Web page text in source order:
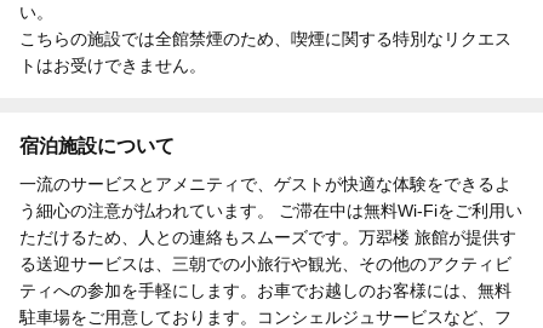
い。
こちらの施設では全館禁煙のため、喫煙に関する特別なリクエス
トはお受けできません。
宿泊施設について
一流のサービスとアメニティで、ゲストが快適な体験をできるよ
う細心の注意が払われています。 ご滞在中は無料Wi-Fiをご利用い
ただけるため、人との連絡もスムーズです。万翆楼 旅館が提供す
る送迎サービスは、三朝での小旅行や観光、その他のアクティビ
ティへの参加を手軽にします。お車でお越しのお客様には、無料
駐車場をご用意しております。コンシェルジュサービスなど、フ